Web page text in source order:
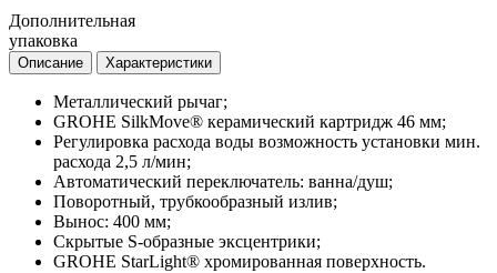
Дополнительная
упаковка
Описание Характеристики
Металлический рычаг;
GROHE SilkMove® керамический картридж 46 мм;
Регулировка расхода воды возможность установки мин.
расхода 2,5 л/мин;
Автоматический переключатель: ванна/душ;
Поворотный, трубкообразный излив;
Вынос: 400 мм;
Скрытые S-образные эксцентрики;
GROHE StarLight® хромированная поверхность.